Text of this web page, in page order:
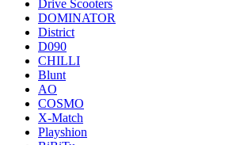
Drive Scooters
DOMINATOR
District
D090
CHILLI
Blunt
AO
COSMO
X-Match
Playshion